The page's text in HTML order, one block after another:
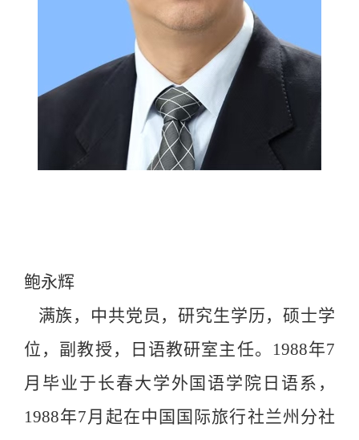
鲍永辉
满族，中共党员，研究生学历，硕士学
位，副教授，日语教研室主任。 1988年7
月毕业于长春大学外国语学院日语系，
1988年7月起在中国国际旅行社兰州分社